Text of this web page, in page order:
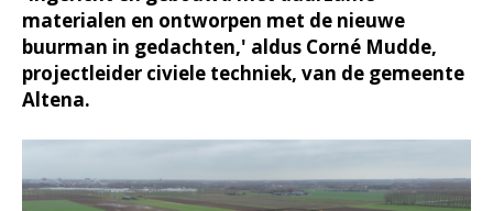
materialen en ontworpen met de nieuwe
buurman in gedachten,' aldus Corné Mudde,
projectleider civiele techniek, van de gemeente
Altena.